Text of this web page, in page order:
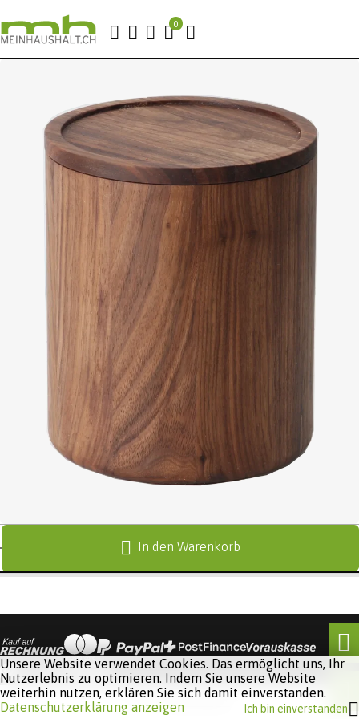
In den Warenkorb
Software:
Unsere Website verwendet Cookies. Das ermöglicht uns, Ihr
Nutzerlebnis zu optimieren. Indem Sie unsere Website
weiterhin nutzen, erklären Sie sich damit einverstanden.
Datenschutzerklärung anzeigen
Ich bin einverstanden